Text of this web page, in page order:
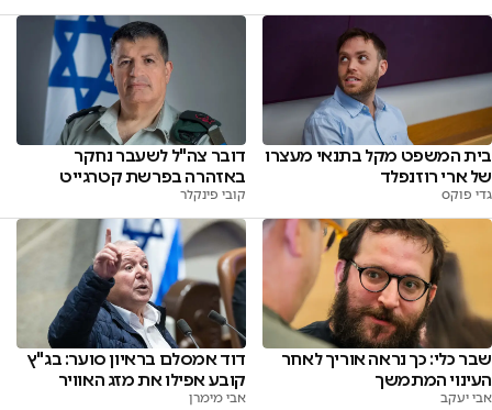
בית המשפט מקל בתנאי מעצרו
של ארי רוזנפלד
גדי פוקס
דובר צה"ל לשעבר נחקר
באזהרה בפרשת קטרגייט
קובי פינקלר
שבר כלי: כך נראה אוריך לאחר
העינוי המתמשך
אבי יעקב
דוד אמסלם בראיון סוער: בג"ץ
קובע אפילו את מזג האוויר
אבי מימרן